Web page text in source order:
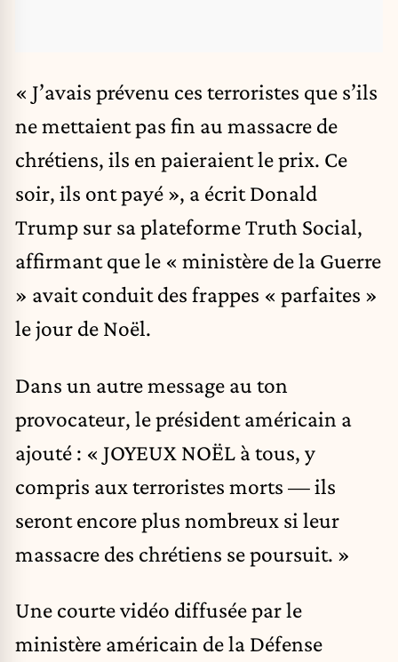
« J’avais prévenu ces terroristes que s’ils
ne mettaient pas fin au massacre de
chrétiens, ils en paieraient le prix. Ce
soir, ils ont payé », a écrit Donald
Trump sur sa plateforme Truth Social,
affirmant que le « ministère de la Guerre
» avait conduit des frappes « parfaites »
le jour de Noël.
Dans un autre message au ton
provocateur, le président américain a
ajouté : « JOYEUX NOËL à tous, y
compris aux terroristes morts — ils
seront encore plus nombreux si leur
massacre des chrétiens se poursuit. »
Une courte vidéo diffusée par le
ministère américain de la Défense